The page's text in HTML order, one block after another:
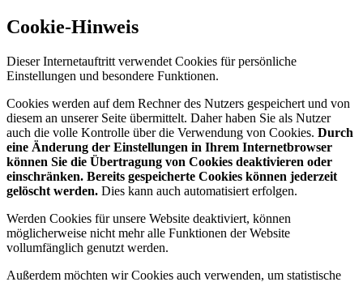
Cookie-Hinweis
Dieser Internetauftritt verwendet Cookies für persönliche
Einstellungen und besondere Funktionen.
Cookies werden auf dem Rechner des Nutzers gespeichert und von
diesem an unserer Seite übermittelt. Daher haben Sie als Nutzer
auch die volle Kontrolle über die Verwendung von Cookies. Durch
eine Änderung der Einstellungen in Ihrem Internetbrowser
können Sie die Übertragung von Cookies deaktivieren oder
einschränken. Bereits gespeicherte Cookies können jederzeit
gelöscht werden. Dies kann auch automatisiert erfolgen.
Werden Cookies für unsere Website deaktiviert, können
möglicherweise nicht mehr alle Funktionen der Website
vollumfänglich genutzt werden.
Außerdem möchten wir Cookies auch verwenden, um statistische